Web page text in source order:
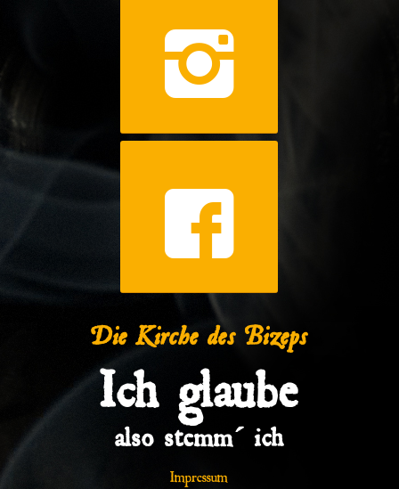
Die Kirche des Bizeps
Ich glaube
also stemm´ ich
Impressum